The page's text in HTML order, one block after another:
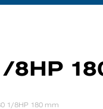
8HP
1/8HP 180 mm